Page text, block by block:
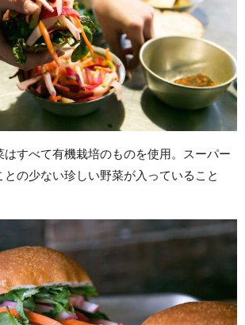
はすべて有機栽培のものを使用。スーパー
の少ない珍しい野菜が入っていること